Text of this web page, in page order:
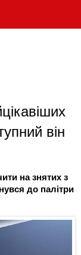
він
на знятих з
до палітри